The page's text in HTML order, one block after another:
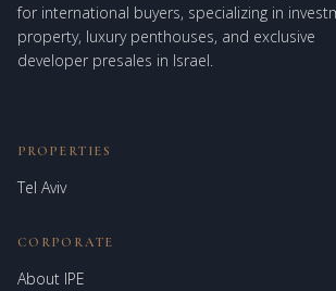
for international buyers, specializing in
property, luxury penthouses, and exclusive
developer presales in Israel.
PROPERTIES
Tel Aviv
CORPORATE
About IPE